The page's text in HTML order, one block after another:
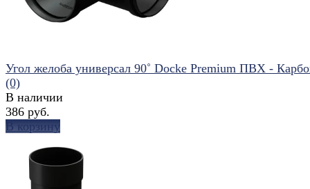
Угол желоба универсал 90˚ Docke Premium ПВХ -
(0)
В наличии
386 руб.
В корзину